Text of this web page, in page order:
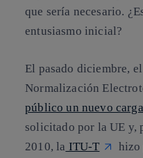
que sería necesario.
entusiasmo inicial?
El pasado diciembre,
Normalización
público un nuevo
solicitado por la UE y,
2010, la ITU-T
hizo